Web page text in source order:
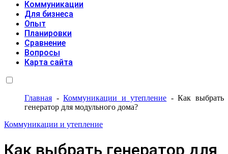
Коммуникации
Для бизнеса
Опыт
Планировки
Сравнение
Вопросы
Карта сайта
Главная -Коммуникации и утепление -Как выбрать
генератор для модульного дома?
Коммуникации и утепление
Как выбрать генератор для